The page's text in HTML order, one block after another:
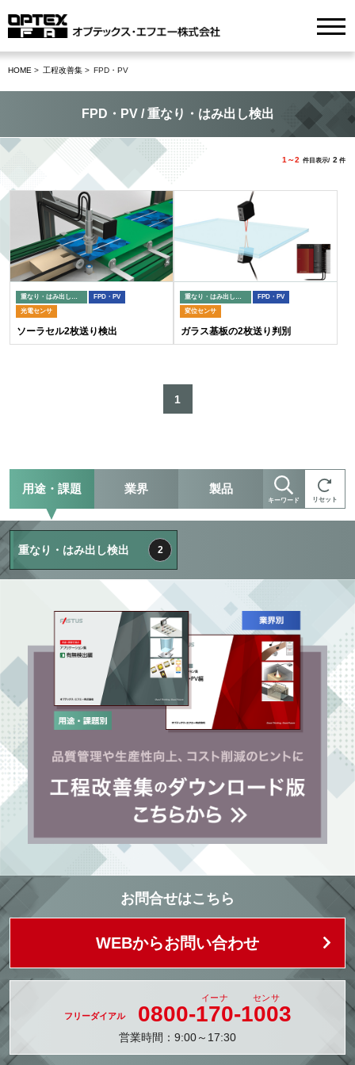
HOME 工程改善集 FPD・PV
FPD・PV / 重なり・はみ出し検出
1～2 件目表示/ 2 件
重なり・はみ出し検出
FPD・PV
光電センサ
ソーラセル2枚送り検出
重なり・はみ出し検出
FPD・PV
変位センサ
ガラス基板の2枚送り判別
1
用途・課題 業界 製品
キーワード リセット
重なり・はみ出し検出 2
お問合せはこちら
WEBからお問い合わせ
0800-170-1003
営業時間：9:00～17:30